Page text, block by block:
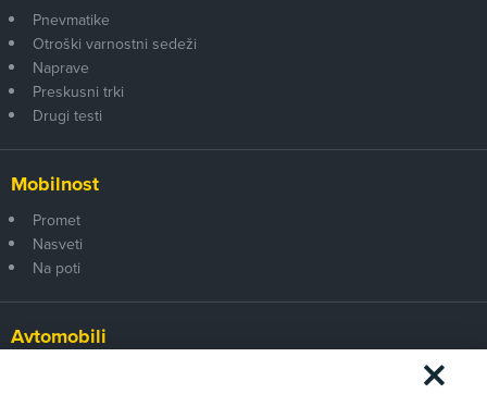
Pnevmatike
Otroški varnostni sedeži
Naprave
Preskusni trki
Drugi testi
Mobilnost
Promet
Nasveti
Na poti
Avtomobili